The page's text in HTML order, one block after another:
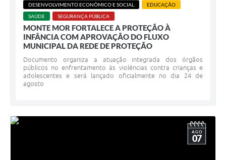
DESENVOLVIMENTO ECONÔMICO E SOCIAL
EDUCAÇÃO
SAÚDE
SEGURANÇA PÚBLICA
MONTE MOR FORTALECE A PROTEÇÃO À
INFÂNCIA COM APROVAÇÃO DO FLUXO
MUNICIPAL DA REDE DE PROTEÇÃO
Documento organiza a atuação integrada dos órgãos
públicos no enfrentamento às violências contra crianças e
adolescentes e será lançado oficialmente no dia 24 de
agosto
AGO
07